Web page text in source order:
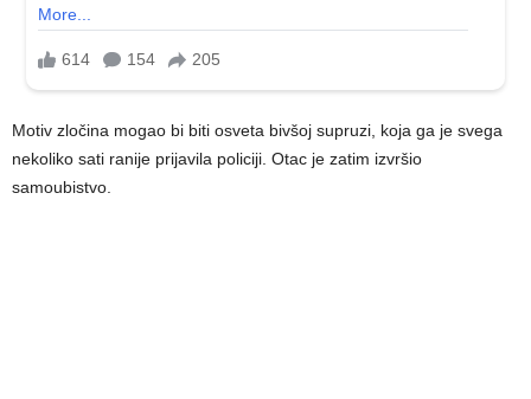
Motiv zločina mogao bi biti osveta bivšoj supruzi, koja ga je svega
nekoliko sati ranije prijavila policiji. Otac je zatim izvršio
samoubistvo.